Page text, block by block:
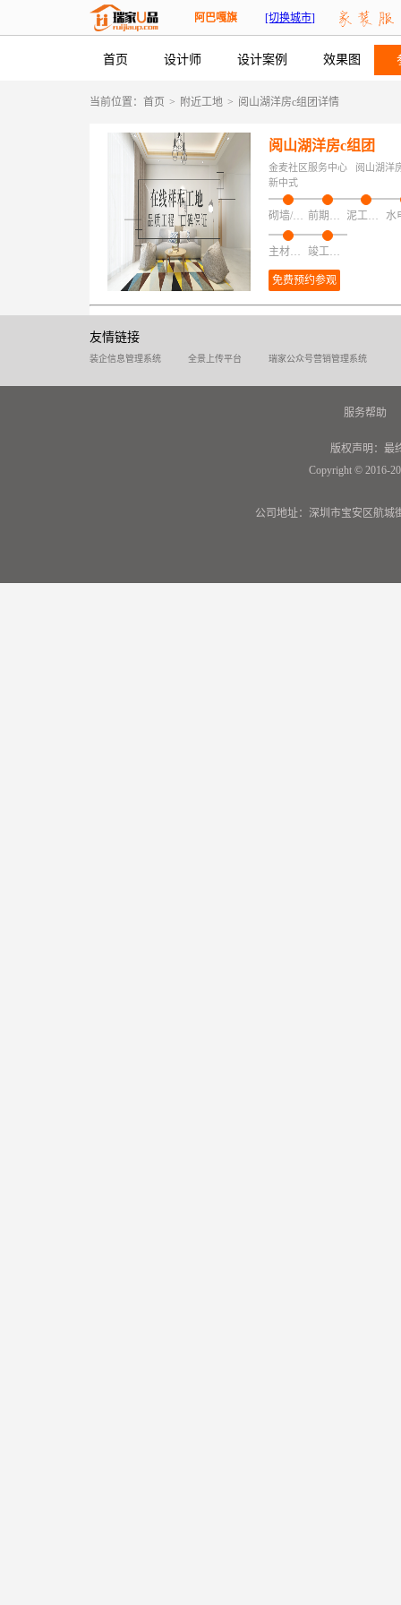
阿巴嘎旗 [切换城市]
首页 设计师 设计案例 效果图
当前位置： 首页 > 附近工地 > 阅山湖洋房c组团详情
阅山湖洋房c组团
金麦社区服务中心
阅山湖洋
新中式
砌墙/加建/拆改/保护 前期磁粉找平 泥工项目
主材安装 竣工验收
免费预约参观
友情链接
装企信息管理系统 全景上传平台 瑞家公众号营销管理系统
服务帮助
版权声明：最
Copyright © 2016-
公司地址：深圳市宝安区航城